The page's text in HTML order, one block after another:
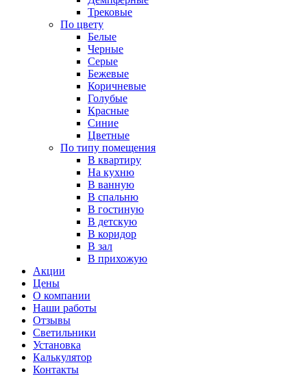
Трековые
По цвету
Белые
Черные
Серые
Бежевые
Коричневые
Голубые
Красные
Синие
Цветные
По типу помещения
В квартиру
На кухню
В ванную
В спальню
В гостиную
В детскую
В коридор
В зал
В прихожую
Акции
Цены
О компании
Наши работы
Отзывы
Светильники
Установка
Калькулятор
Контакты